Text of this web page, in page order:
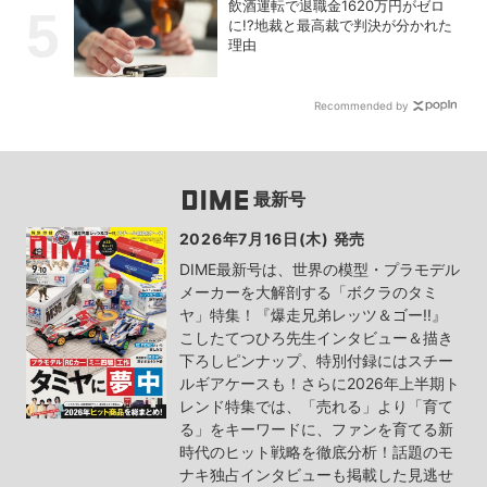
飲酒運転で退職金1620万円がゼロ
に!?地裁と最高裁で判決が分かれた
理由
Recommended by
最新号
2026年7月16日(木) 発売
DIME最新号は、世界の模型・プラモデル
メーカーを大解剖する「ボクラのタミ
ヤ」特集！『爆走兄弟レッツ＆ゴー!!』
こしたてつひろ先生インタビュー＆描き
下ろしピンナップ、特別付録にはスチー
ルギアケースも！さらに2026年上半期ト
レンド特集では、「売れる」より「育て
る」をキーワードに、ファンを育てる新
時代のヒット戦略を徹底分析！話題のモ
ナキ独占インタビューも掲載した見逃せ